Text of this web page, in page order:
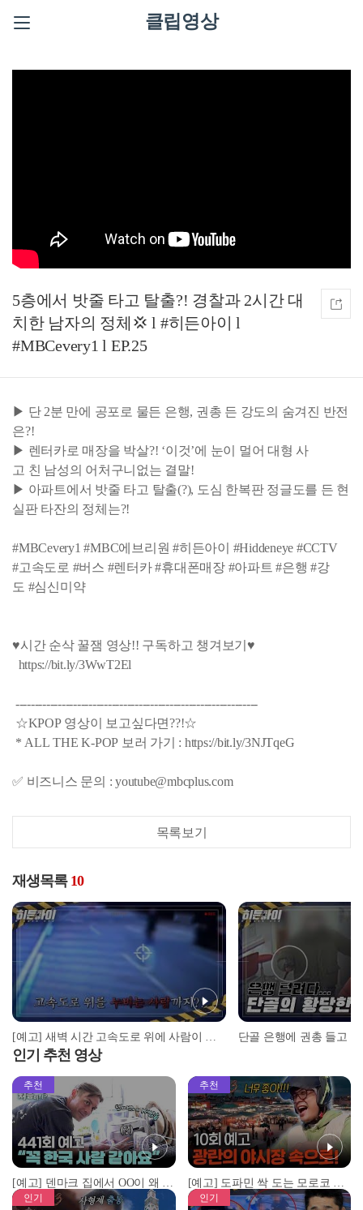
클립영상
5층에서 밧줄 타고 탈출?! 경찰과 2시간 대
치한 남자의 정체💢 l #히든아이 l
#MBCevery1 l EP.25
▶ 단 2분 만에 공포로 물든 은행, 권총 든 강도의 숨겨진 반전
은?!
▶ 렌터카로 매장을 박살?! ‘이것’에 눈이 멀어 대형 사
고 친 남성의 어처구니없는 결말!
▶ 아파트에서 밧줄 타고 탈출(?), 도심 한복판 정글도를 든 현
실판 타잔의 정체는?!
#MBCevery1 #MBC에브리원 #히든아이 #Hiddeneye #CCTV
#고속도로 #버스 #렌터카 #휴대폰매장 #아파트 #은행 #강
도 #심신미약
♥시간 순삭 꿀잼 영상!! 구독하고 챙겨보기♥
https://bit.ly/3WwT2El
---------------------------------------------------------------
☆KPOP 영상이 보고싶다면??!☆
* ALL THE K-POP 보러 가기 : https://bit.ly/3NJTqeG
✅ 비즈니스 문의 : youtube@mbcplus.com
목록보기
재생목록 10
[예고] 새벽 시간 고속도로 위에 사람이 나타났다?! l #히든아이 l #MBCevery1 l EP.25
인기 추천 영상
추천
[예고] 덴마크 집에서 OO이 왜 나와...? 이상할 정도로 한국을 사랑하는 우리 형을 제보합니다!
추천
[예고] 도파민 싹 도는 모로코 야시장 투어!
인기 인기